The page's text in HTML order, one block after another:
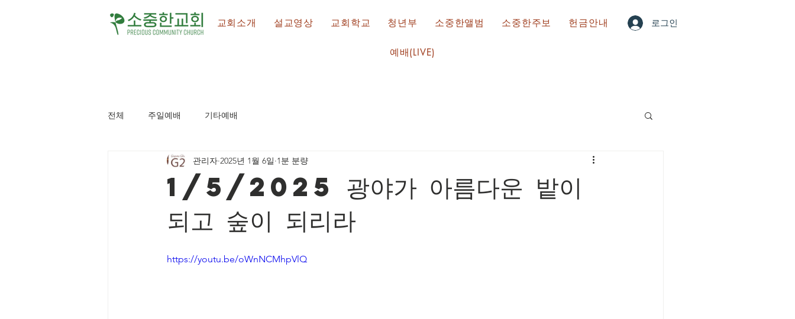
로그인
교회소개 설교영상 교회학교 청년부 소중한앨범 소중한주보 헌금안내
예배(LIVE)
전체 주일예배 기타예배
1/5/2025 광야가 아름다운 밭이
되고 숲이 되리라
관리자 2025년 1월 6일 1분 분량
https://youtu.be/oWnNCMhpVlQ